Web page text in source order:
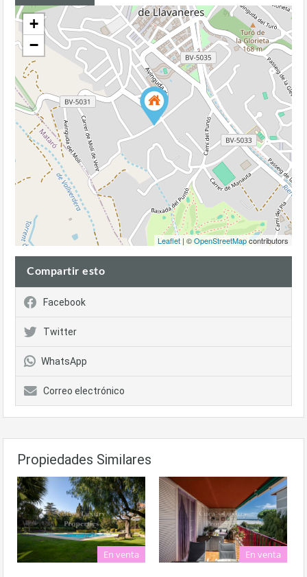
+
−
Leaflet| ©OpenStreetMapcontributors
Compartir esto
Facebook
Twitter
WhatsApp
Correo electrónico
Propiedades Similares
En venta En venta